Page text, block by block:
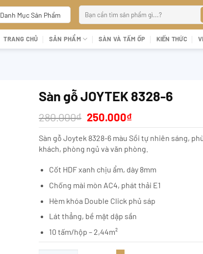
Danh Mục Sản Phẩm
kiếm:
TRANG CHỦ SẢN PHẨM SÀN VÀ TẤM ỐP KIẾN THỨC
Sàn gỗ JOYTEK 8328-6
280.000₫ Giá
gốc
là:
280.000₫.
250.000₫Giá
hiện
tại
là:
250.000₫.
Sàn gỗ Joytek 8328-6 màu Sồi tự nhiên sáng,
khách, phòng ngủ và văn phòng.
Cốt HDF xanh chịu ẩm, dày 8mm
Chống mài mòn AC4, phát thải E1
Hèm khóa Double Click phủ sáp
Lát thẳng, bề mặt dập sần
10 tấm/hộp – 2,44m²